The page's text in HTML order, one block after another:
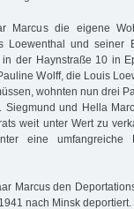
Marcus die eigene
Loewenthal und seiner
der Haynstraße 10 in
Wolff, die Louis
wohnten nun drei
und Hella
weit unter Wert zu
eine umfangreiche
Marcus den
nach Minsk deportiert.